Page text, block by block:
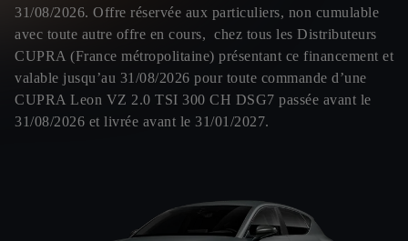
31/08/2026. Offre réservée aux particuliers, non cumulable
avec toute autre offre en cours, chez tous les Distributeurs
CUPRA (France métropolitaine) présentant ce financement et
valable jusqu’au 31/08/2026 pour toute commande d’une
CUPRA Leon VZ 2.0 TSI 300 CH DSG7 passée avant le
31/08/2026 et livrée avant le 31/01/2027.